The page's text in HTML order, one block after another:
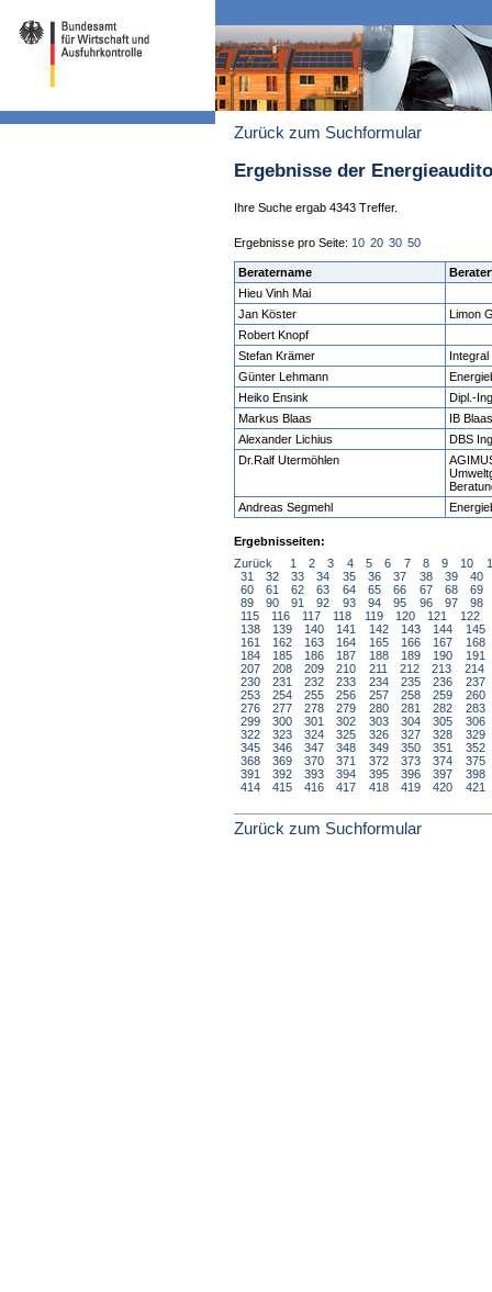
Zurück zum Suchformular
Ergebnisse der
Ihre Suche ergab 4343 Treffer.
Ergebnisse pro Seite: 10 20 30 50
Beratername
Hieu Vinh Mai
Jan Köster
Limon
Robert Knopf
Stefan Krämer
Günter Lehmann
Heiko Ensink
Dipl.-
Markus Blaas
IB
Alexander Lichius
DBS
Dr.Ralf Utermöhlen
Andreas Segmehl
Ergebnisseiten:
Zurück
1 2 3 4 5 6 7 8 9 10
31
32 33 34 35 36 37 38 39
40
60
61 62 63 64 65 66 67 68
69
89
90 91 92 93 94 95 96 97
98
115
116 117 118 119 120 121 122
138
139 140 141 142 143 144
145
161
162 163 164 165 166 167
168
184
185 186 187 188 189 190
191
207
208 209 210 211 212 213
214
230
231 232 233 234 235 236
237
253
254 255 256 257 258 259
260
276
277 278 279 280 281 282
283
299
300 301 302 303 304 305
306
322
323 324 325 326 327 328
329
345
346 347 348 349 350 351
352
368
369 370 371 372 373 374
375
391
392 393 394 395 396 397
398
414
415 416 417 418 419 420 421
Zurück zum Suchformular